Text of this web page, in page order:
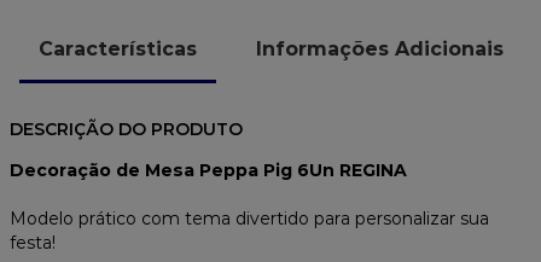
Características Informações Adicionais
DESCRIÇÃO DO PRODUTO
Decoração de Mesa Peppa Pig 6Un REGINA
Modelo prático com tema divertido para personalizar sua
festa!